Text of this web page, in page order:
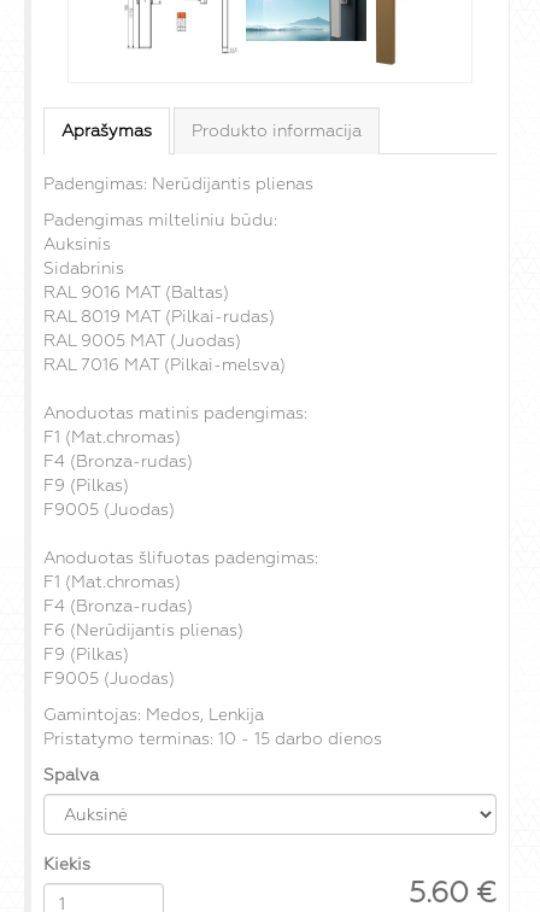
Aprašymas Produkto informacija
Padengimas: Nerūdijantis plienas
Padengimas milteliniu būdu:
Auksinis
Sidabrinis
RAL 9016 MAT (Baltas)
RAL 8019 MAT (Pilkai-rudas)
RAL 9005 MAT (Juodas)
RAL 7016 MAT (Pilkai-melsva)
Anoduotas matinis padengimas:
F1 (Mat.chromas)
F4 (Bronza-rudas)
F9 (Pilkas)
F9005 (Juodas)
Anoduotas šlifuotas padengimas:
F1 (Mat.chromas)
F4 (Bronza-rudas)
F6 (Nerūdijantis plienas)
F9 (Pilkas)
F9005 (Juodas)
Gamintojas: Medos, Lenkija
Pristatymo terminas: 10 - 15 darbo dienos
Spalva
5.60 €
Kiekis